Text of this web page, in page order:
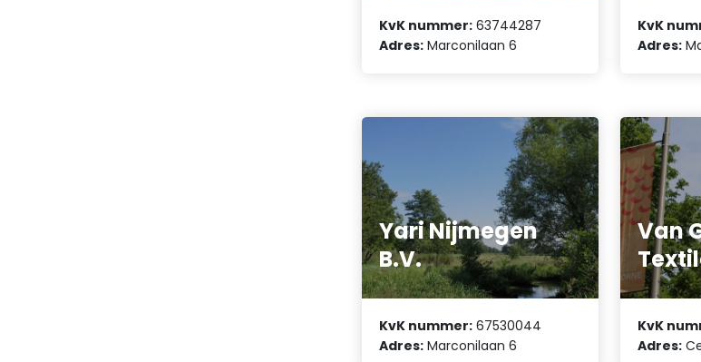
KvK nummer: 63744287
Adres: Marconilaan 6
KvK
Adres:
Yari Nijmegen
B.V.
KvK nummer: 67530044
Adres: Marconilaan 6
Van
KvK
Adres: